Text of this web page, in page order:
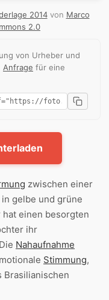
2014von Marco
2.0
von Urheber und
Anfrage für eine
zwischen einer
gelbe und grüne
einen besorgten
ihr
Nahaufnahme
Stimmung,
Brasilianischen